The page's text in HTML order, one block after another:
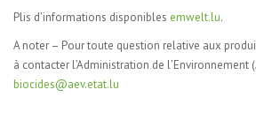
Plis d’informations disponibles emwelt.lu.
A noter – Pour toute question relative aux
à contacter l’Administration de l’Environnement
biocides@aev.etat.lu